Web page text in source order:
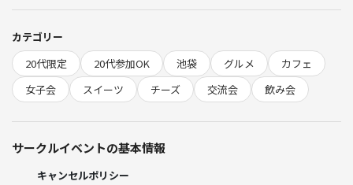
・おしゃれな雰囲気で女子会したい
・新しいお友達がほしい
📅日時
5/30(土) 15:00〜16:30
🌷集合
14:55 お店が入っているビルの前
※当日メッセージで主催者の格好をお伝えします✨
カテゴリー
20代限定
20代参加OK 池袋 グルメ
カフェ
女子会
スイーツ チーズ 交流会 飲み会
サークルイベントの基本情報
キャンセルポリシー